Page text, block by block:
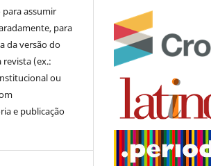
assumir
para
da versão do
(ex.:
ou
e publicação